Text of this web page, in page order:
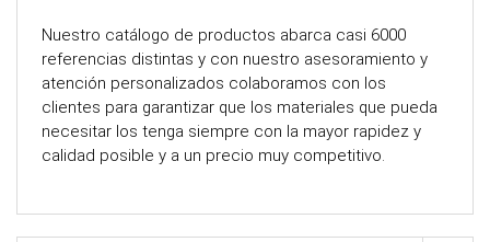
Nuestro catálogo de productos abarca casi 6000
referencias distintas y con nuestro asesoramiento y
atención personalizados colaboramos con los
clientes para garantizar que los materiales que pueda
necesitar los tenga siempre con la mayor rapidez y
calidad posible y a un precio muy competitivo.